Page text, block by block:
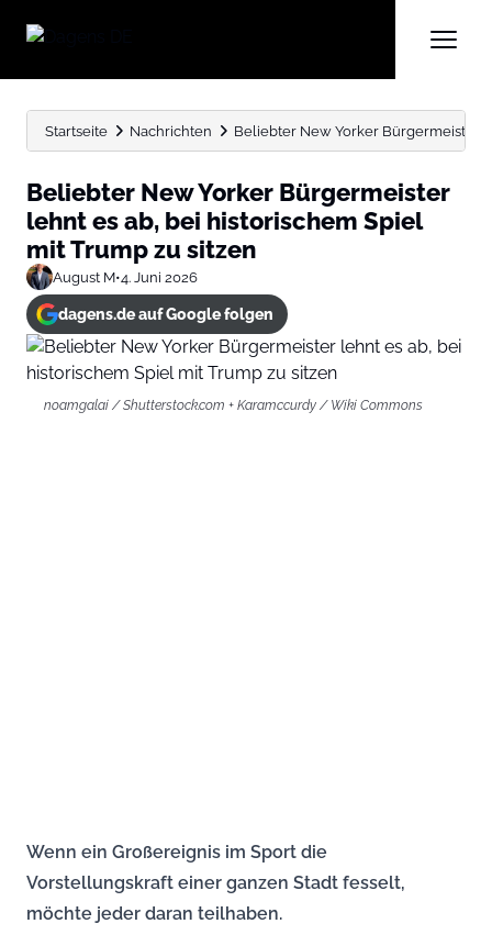
Startseite Nachrichten Beliebter New Yorker Bürgermeister
Beliebter New Yorker Bürgermeister
lehnt es ab, bei historischem Spiel
mit Trump zu sitzen
August M•4. Juni 2026
dagens.de auf Google folgen
noamgalai / Shutterstock.com + Karamccurdy / Wiki Commons
Wenn ein Großereignis im Sport die
Vorstellungskraft einer ganzen Stadt fesselt,
möchte jeder daran teilhaben.